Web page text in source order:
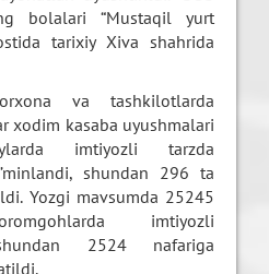
bolalari “Mustaqil yurt
tarixiy Xiva shahrida
va tashkilotlarda
xodim kasaba uyushmalari
imtiyozli tarzda
shundan 296 ta
Yozgi mavsumda 25245
imtiyozli
2524 nafariga